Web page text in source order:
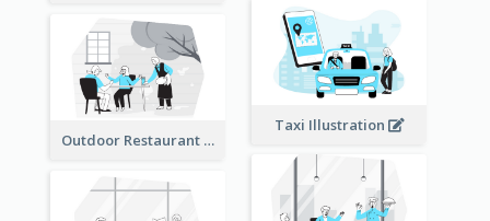
Taxi Illustration
Outdoor Restaurant Illustration